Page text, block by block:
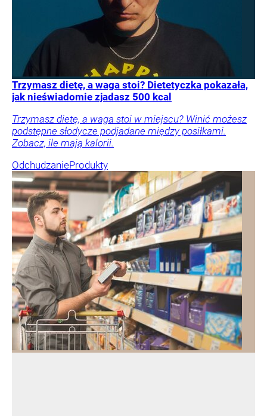
Trzymasz dietę, a waga stoi? Dietetyczka pokazała,
jak nieświadomie zjadasz 500 kcal
Trzymasz dietę, a waga stoi w miejscu? Winić możesz
podstępne słodycze podjadane między posiłkami.
Zobacz, ile mają kalorii.
OdchudzanieProdukty